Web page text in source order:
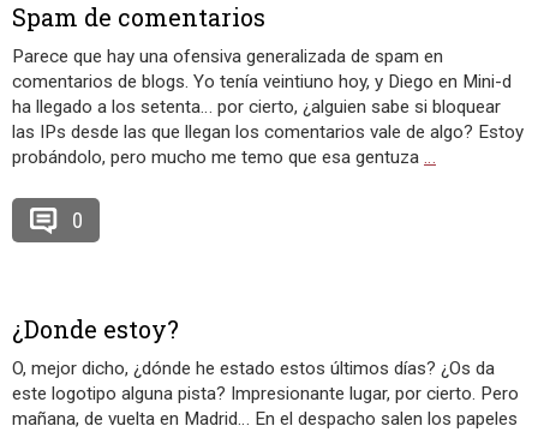
Spam de comentarios
Parece que hay una ofensiva generalizada de spam en
comentarios de blogs. Yo tenía veintiuno hoy, y Diego en Mini-d
ha llegado a los setenta… por cierto, ¿alguien sabe si bloquear
las IPs desde las que llegan los comentarios vale de algo? Estoy
probándolo, pero mucho me temo que esa gentuza …
0
¿Donde estoy?
O, mejor dicho, ¿dónde he estado estos últimos días? ¿Os da
este logotipo alguna pista? Impresionante lugar, por cierto. Pero
mañana, de vuelta en Madrid… En el despacho salen los papeles